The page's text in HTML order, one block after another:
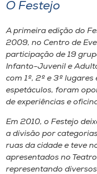
A+
O Festejo
A primeira edição do
2009, no Centro de
participação de 19
Infanto-Juvenil e
com 1º, 2º e 3º
espetáculos, foram
de experiências e
Em 2010, o Festejo
a divisão por
ruas da cidade e teve
apresentados no
representando